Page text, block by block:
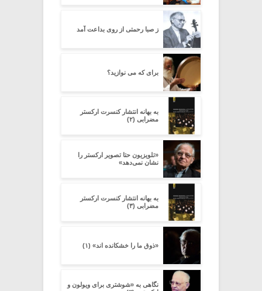
ز صبا رحمتی از روی بداعت آمد
برای که می نوازید؟
به بهانه انتشار کنسرت ارکستر
مضرابی (۲)
«تلویزیون حتا تصویر ارکستر را
نشان نمی‌دهد»
به بهانه انتشار کنسرت ارکستر
مضرابی (۳)
«ذوق ما را خشکانده اند» (۱)
نگاهی به «شوشتری برای ویولون و